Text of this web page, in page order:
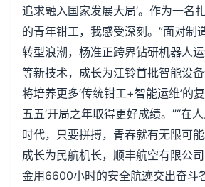
追求融入国家发展大局’。作为一名
的青年钳工，我感受深刻。”面对制
转型浪潮，杨准正跨界钻研机器人
等新技术，成长为江铃首批智能设
将培养更多‘传统钳工+智能运维’的
五五’开局之年取得更好成绩。”“在
时代，只要拼搏，青春就有无限可
成长为民航机长，顺丰航空有限公
金用6600小时的安全航迹交出奋斗